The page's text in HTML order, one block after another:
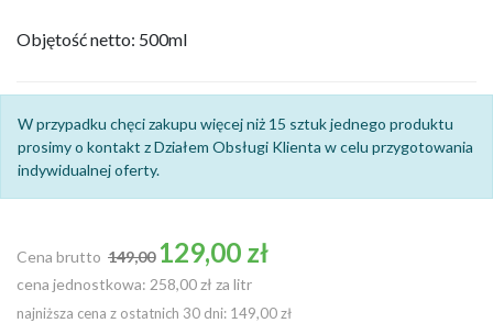
Objętość netto: 500ml
W przypadku chęci zakupu więcej niż 15 sztuk jednego produktu
prosimy o kontakt z Działem Obsługi Klienta w celu przygotowania
indywidualnej oferty.
Cena brutto
Cena podstawowa
149,00 129,00 zł
cena jednostkowa: 258,00 zł za litr
najniższa cena z ostatnich 30 dni: 149,00 zł